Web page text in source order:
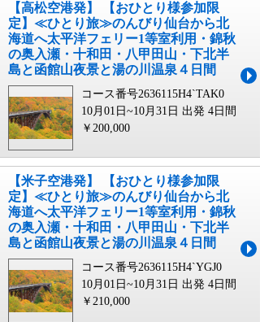
【高松空港発】 【おひとり様参加限
定】≪ひとり旅≫のんびり仙台から北
海道へ太平洋フェリー1等室利用・錦秋
の奥入瀬・十和田・八甲田山・下北半
島と函館山夜景と湯の川温泉４日間
コース番号2636115H4`TAK0
10月01日~10月31日 出発 4日間
￥200,000
【米子空港発】 【おひとり様参加限
定】≪ひとり旅≫のんびり仙台から北
海道へ太平洋フェリー1等室利用・錦秋
の奥入瀬・十和田・八甲田山・下北半
島と函館山夜景と湯の川温泉４日間
コース番号2636115H4`YGJ0
10月01日~10月31日 出発 4日間
￥210,000